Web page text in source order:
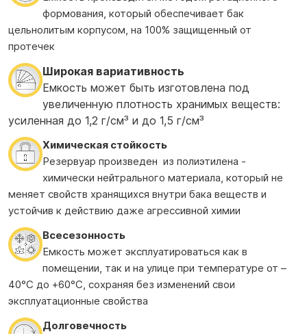
формования, который обеспечивает бак
цельнолитым корпусом, на 100% защищенный от
протечек
Широкая вариативность
Емкость может быть изготовлена под
увеличенную плотность хранимых веществ:
усиленная до 1,2 г/см³ и до 1,5 г/см³
Химическая стойкость
Резервуар произведен из полиэтилена -
химически нейтрального материала, который не
меняет свойств хранящихся внутри бака веществ и
устойчив к действию даже агрессивной химии
Всесезонность
Емкость может эксплуатироваться как в
помещении, так и на улице при температуре от –
40°С до +60°С, сохраняя без изменений свои
эксплуатационные свойства
Долговечность